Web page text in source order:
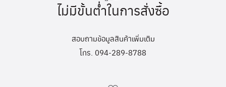
ไม่มีขั้นต่ำในการสั่งซื้อ
สอบถามข้อมูลสินค้าเพิ่มเติม
โทร. 094-289-8788